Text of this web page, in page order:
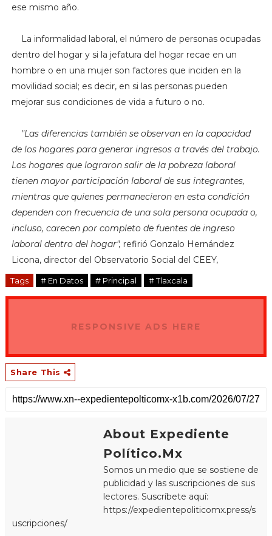
ese mismo año.
La informalidad laboral, el número de personas ocupadas
dentro del hogar y si la jefatura del hogar recae en un
hombre o en una mujer son factores que inciden en la
movilidad social; es decir, en si las personas pueden
mejorar sus condiciones de vida a futuro o no.
"Las diferencias también se observan en la capacidad
de los hogares para generar ingresos a través del trabajo.
Los hogares que lograron salir de la pobreza laboral
tienen mayor participación laboral de sus integrantes,
mientras que quienes permanecieron en esta condición
dependen con frecuencia de una sola persona ocupada o,
incluso, carecen por completo de fuentes de ingreso
laboral dentro del hogar", refirió Gonzalo Hernández
Licona, director del Observatorio Social del CEEY,
Tags # En Datos # Principal # Tlaxcala
RESPONSIVE ADS HERE
Share This
About Expediente
Político.Mx
Somos un medio que se sostiene de
publicidad y las suscripciones de sus
lectores. Suscríbete aquí:
https://expedientepoliticomx.press/s
uscripciones/